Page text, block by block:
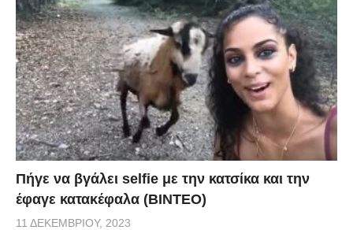
Πήγε να βγάλει selfie με την κατσίκα και την
έφαγε κατακέφαλα (ΒΙΝΤΕΟ)
11 ΔΕΚΕΜΒΡΊΟΥ, 2023